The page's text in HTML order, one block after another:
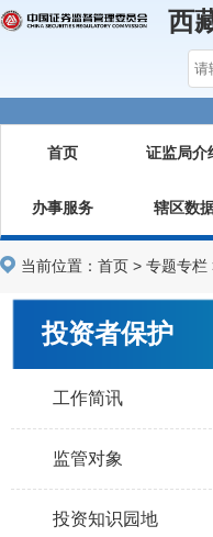
西
首页 证监局介
办事服务 辖区数
当前位置： 首页 > 专题专栏
投资者保护
工作简讯
监管对象
投资知识园地